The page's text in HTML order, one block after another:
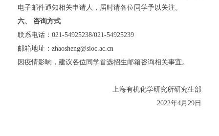
电子邮件通知相关申请人，届时请各位同学予以关注。
六、
咨询方式
联系电话： 021-54925238/021-54925239
邮箱地址： zhaosheng@sioc.ac.cn
因疫情影响，建议各位同学首选招生邮箱咨询相关事宜。
上海有机化学研究所研究生部
2022年4月 29 日